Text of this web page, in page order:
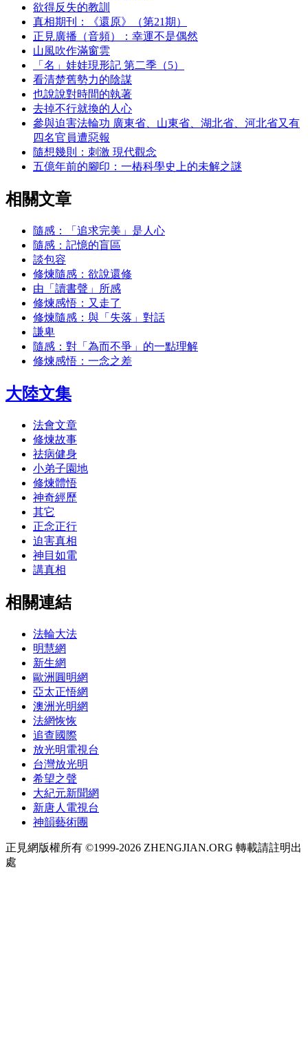
欲得反失的教訓
真相期刊：《還原》（第21期）
正見廣播（音頻）：幸運不是偶然
山風吹作滿窗雲
「名」娃娃現形記 第二季（5）
看清楚舊勢力的陰謀
也說說對時間的執著
去掉不行就換的人心
參與迫害法輪功 廣東省、山東省、湖北省、河北省又有
四名官員遭惡報
隨想幾則：刺激 現代觀念
五億年前的腳印：一樁科學史上的未解之謎
相關文章
隨感：「追求完美」是人心
隨感：記憶的盲區
談包容
修煉隨感：欲說還修
由「讀書聲」所感
修煉感悟：又走了
修煉隨感：與「失落」對話
謙卑
隨感：對「為而不爭」的一點理解
修煉感悟：一念之差
大陸文集
法會文章
修煉故事
祛病健身
小弟子園地
修煉體悟
神奇經歷
其它
正念正行
迫害真相
神目如電
講真相
相關連結
法輪大法
明慧網
新生網
歐洲圓明網
亞太正悟網
澳洲光明網
法網恢恢
追查國際
放光明電視台
台灣放光明
希望之聲
大紀元新聞網
新唐人電視台
神韻藝術團
正見網版權所有 ©1999-2026 ZHENGJIAN.ORG 轉載請註明出
處